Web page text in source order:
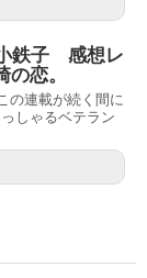
鉄子 感想レ
恋。
の連載が続く間に
しゃるベテラン